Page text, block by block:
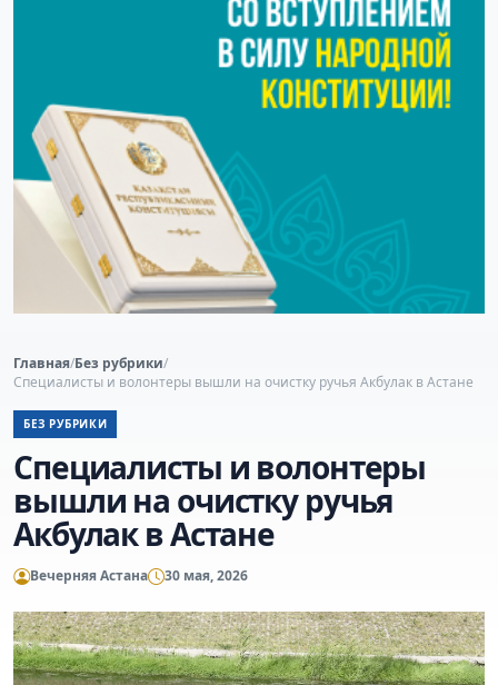
Главная/Без рубрики/
Специалисты и волонтеры вышли на очистку ручья Акбулак в Астане
БЕЗ РУБРИКИ
Специалисты и волонтеры
вышли на очистку ручья
Акбулак в Астане
Вечерняя Астана 30 мая, 2026